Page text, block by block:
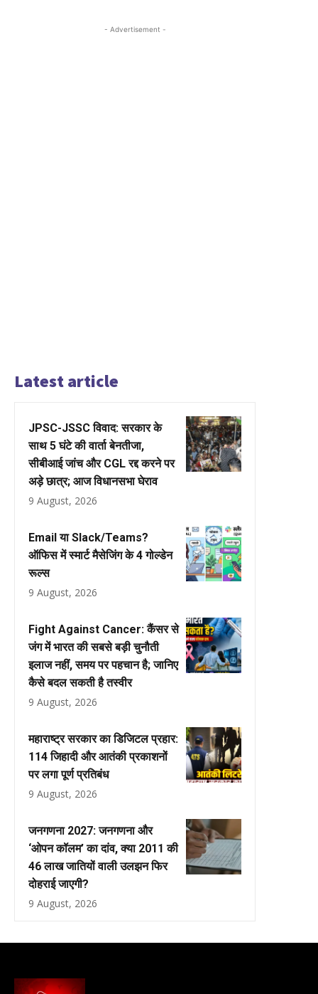
- Advertisement -
Latest article
JPSC-JSSC विवाद: सरकार के
साथ 5 घंटे की वार्ता बेनतीजा,
सीबीआई जांच और CGL रद्द करने पर
अड़े छात्र; आज विधानसभा घेराव
9 August, 2026
Email या Slack/Teams?
ऑफिस में स्मार्ट मैसेजिंग के 4 गोल्डेन
रूल्स
9 August, 2026
Fight Against Cancer: कैंसर से
जंग में भारत की सबसे बड़ी चुनौती
इलाज नहीं, समय पर पहचान है; जानिए
कैसे बदल सकती है तस्वीर
9 August, 2026
महाराष्ट्र सरकार का डिजिटल प्रहार:
114 जिहादी और आतंकी प्रकाशनों
पर लगा पूर्ण प्रतिबंध
9 August, 2026
जनगणना 2027: जनगणना और
‘ओपन कॉलम’ का दांव, क्या 2011 की
46 लाख जातियों वाली उलझन फिर
दोहराई जाएगी?
9 August, 2026